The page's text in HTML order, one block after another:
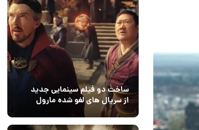
ساخت دو فیلم سینمایی جدید
از سریال های لغو شده مارول
۰